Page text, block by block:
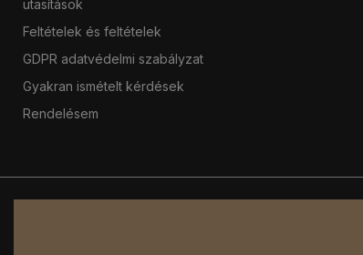
utasítások
Feltételek és feltételek
GDPR adatvédelmi szabályzat
Gyakran ismételt kérdések
Rendelésem